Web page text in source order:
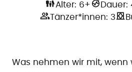
Alter: 6+
Dauer:
Tänzer*innen: 3
Was nehmen wir mit, wenn